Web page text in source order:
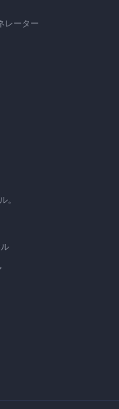
レーター
。